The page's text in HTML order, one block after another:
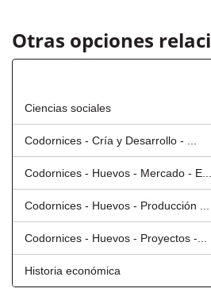
Otras opciones
Ciencias sociales
Codornices - Cría y Desarrollo - ...
Codornices - Huevos - Mercado - E...
Codornices - Huevos - Producción ...
Codornices - Huevos - Proyectos -...
Historia económica